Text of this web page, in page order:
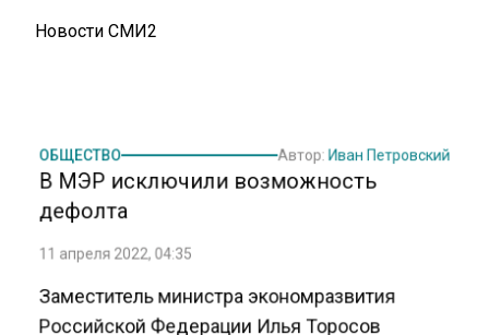
Новости СМИ2
В МЭР исключили возможность
дефолта
11 апреля 2022, 04:35
Заместитель министра экономразвития
Российской Федерации Илья Торосов